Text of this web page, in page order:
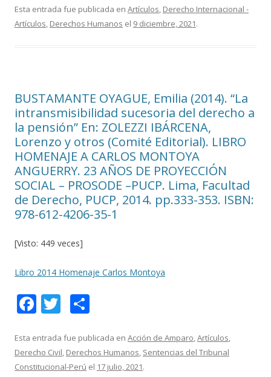
e
b
k
itt
er
m
p
r
Esta entrada fue publicada en Artículos, Derecho Internacional -
Artículos, Derechos Humanos el 9 diciembre, 2021.
BUSTAMANTE OYAGUE, Emilia (2014). “La
intransmisibilidad sucesoria del derecho a
la pensión” En: ZOLEZZI IBÁRCENA,
Lorenzo y otros (Comité Editorial). LIBRO
HOMENAJE A CARLOS MONTOYA
ANGUERRY. 23 AÑOS DE PROYECCIÓN
SOCIAL – PROSODE –PUCP. Lima, Facultad
de Derecho, PUCP, 2014. pp.333-353. ISBN:
978-612-4206-35-1
[Visto: 449 veces]
Libro 2014 Homenaje Carlos Montoya
F
e
b
T
itt
er
m
p
Esta entrada fue publicada en Acción de Amparo,Artículos,
Derecho Civil, Derechos Humanos, Sentencias del Tribunal
Constitucional-Perú el 17 julio, 2021.